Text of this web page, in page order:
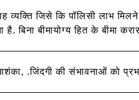
जिसे कि पॉलिसी लाभ मिलने
है. बिना बीमायोग्य हित के बीमा
.जिंदगी की संभावनाओं को